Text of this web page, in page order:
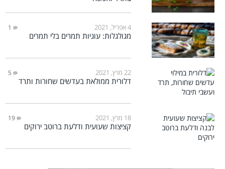
4 אפריל, 2021 1
מגולגלות: עוגיות תמרים בלי תמרים
22 מרץ, 2021 5
דלורית ממולאת בעדשים שחורות ותרד
18 מרץ, 2021 19
קציצות שעועית ודלעת ברוטב ירוקים